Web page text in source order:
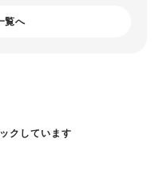
覧へ
クしています